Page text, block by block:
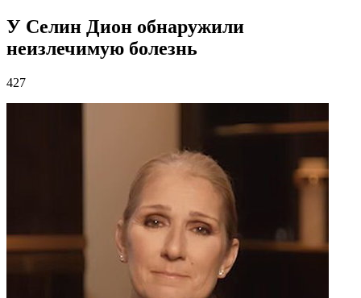
У Селин Дион обнаружили
неизлечимую болезнь
427